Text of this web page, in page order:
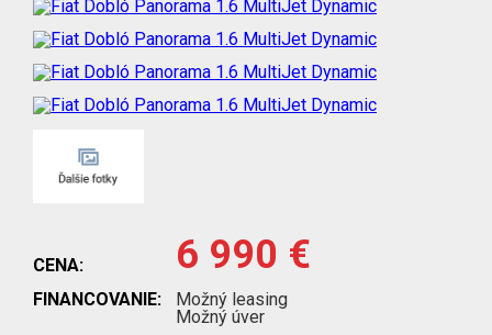
CENA: 6 990 €
FINANCOVANIE:
Možný leasing
Možný úver